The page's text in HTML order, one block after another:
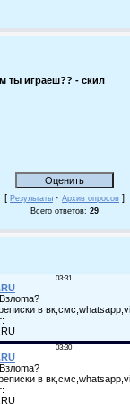
ты играеш?? - скил
[ Результаты · Архив опросов ]
Всего ответов: 29